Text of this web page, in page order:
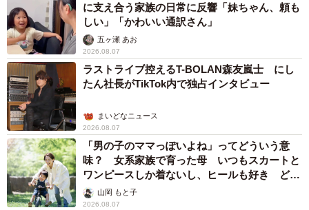
う。
「こうした子たちの育成や、社会では生きづらいと感じて
いる人たちが働ける場所にしていきたいんです」
に支え合う家族の日常に反響「妹ちゃん、頼も
しい」「かわいい通訳さん」
五ヶ瀬 あお
2026.08.07
ラストライブ控えるT-BOLAN森友嵐士 にし
たん社長がTikTok内で独占インタビュー
まいどなニュース
2026.08.07
「男の子のママっぽいよね」ってどういう意
味？ 女系家族で育った母 いつもスカートと
ワンピースしか着ないし、ヒールも好き どの
へんが…
山岡 もと子
2026.08.07